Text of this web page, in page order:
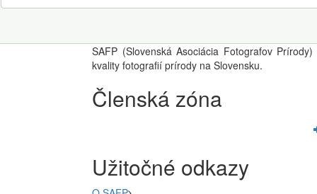
SAFP (Slovenská Asociácia Fotografov
kvality fotografií prírody na Slovensku.
Členská zóna
Užitočné odkazy